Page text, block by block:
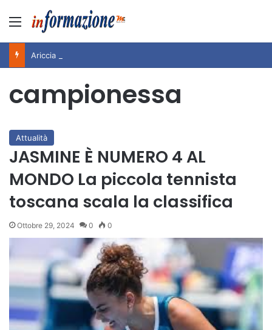
Menu
campionessa
Attualità
JASMINE È NUMERO 4 AL
MONDO La piccola tennista
toscana scala la classifica
Ottobre 29, 2024 0 0